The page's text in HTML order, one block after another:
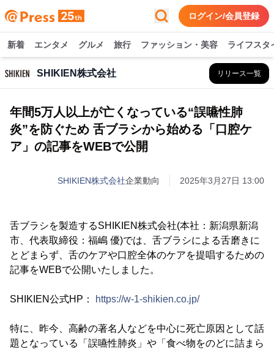
ログイン/会員登録
新着 エンタメ グルメ 旅行 ファッション・美容 ライフスタ
SHIKIEN株式会社 リリース一覧
年間5万人以上が亡くなっている“誤嚥性肺
炎”を防ぐため 舌ブラシから始める「口腔ケ
ア」の記事をWEBで公開
SHIKIEN株式会社企業動向 2025年3月27日 13:00
舌ブラシを製造するSHIKIEN株式会社(本社：新潟県新潟
市、代表取締役：福嶋 優)では、舌ブラシによる舌磨きに
とどまらず、舌のケアや口腔全体のケアを提唱するための
記事をWEBで公開いたしました。
SHIKIEN公式HP： https://w-1-shikien.co.jp/
特に、昨今、高齢の著名人などを中心に死亡原因として話
題となっている「誤嚥性肺炎」や「食べ物をのどに詰まら